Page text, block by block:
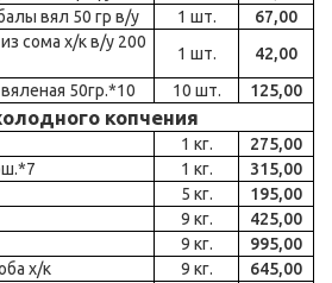
вял 50 гр в/у
1 шт. 67,00
сома х/к в/у 200
1 шт.
42,00
50гр.*10
10 шт. 125,00
копчения
1 кг.
275,00
1 кг.
315,00
5 кг.
195,00
9 кг.
425,00
9 кг.
995,00
х/к
9 кг.
645,00